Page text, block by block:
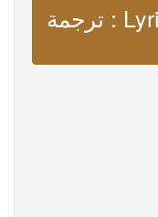
ترجمة : Lyrics come around me